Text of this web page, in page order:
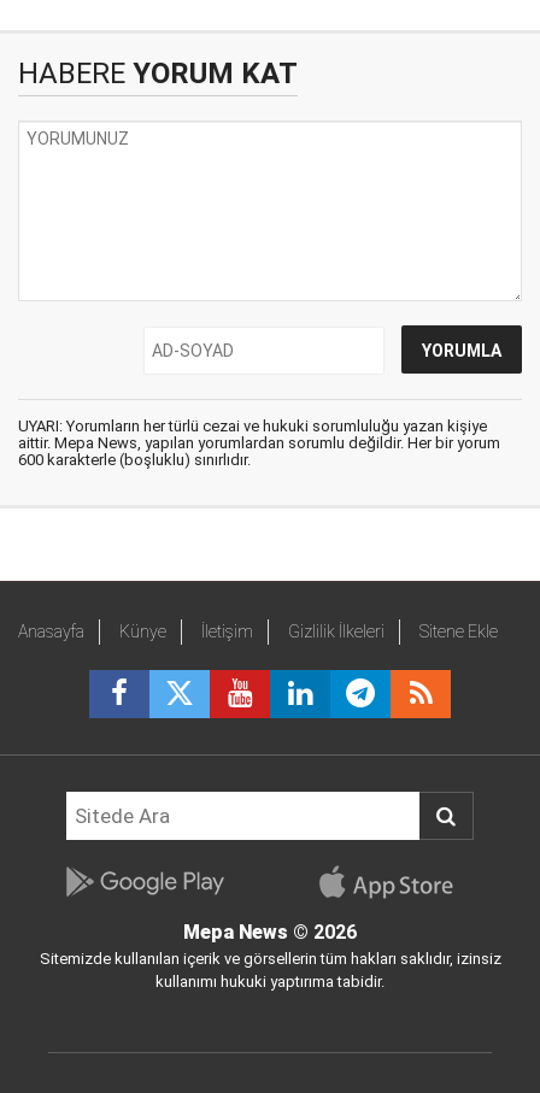
HABERE YORUM KAT
UYARI: Yorumların her türlü cezai ve hukuki sorumluluğu yazan kişiye
aittir. Mepa News, yapılan yorumlardan sorumlu değildir. Her bir yorum
600 karakterle (boşluklu) sınırlıdır.
Anasayfa Künye İletişim Gizlilik İlkeleri Sitene Ekle
Mepa News © 2026
Sitemizde kullanılan içerik ve görsellerin tüm hakları saklıdır, izinsiz
kullanımı hukuki yaptırıma tabidir.